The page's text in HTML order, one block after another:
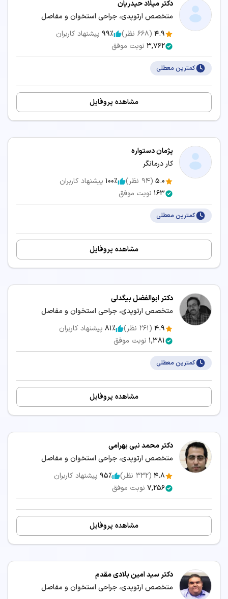
زمان انتظار و نزدیک‌ترین وقت آزاد برای رزرو نوبت
سرویس‌های مرتبط:
مشاوره آنلاین درد شانه و کتف
دکتر میلاد حیدریان
متخصص ارتوپدی، جراحی استخوان و مفاصل
4.9
(
668 نظر) 99٪ پیشنهاد کاربران
3,762 نوبت موفق
کمترین معطلی
مشاهده پروفایل
پژمان دستواره
کار درمانگر
5.0
(
94 نظر) 100٪ پیشنهاد کاربران
163 نوبت موفق
کمترین معطلی
مشاهده پروفایل
دکتر ابوالفضل بیگدلی
متخصص ارتوپدی، جراحی استخوان و مفاصل
4.9
(
261 نظر) 81٪ پیشنهاد کاربران
1,381 نوبت موفق
کمترین معطلی
مشاهده پروفایل
دکتر محمد نبی بهرامی
متخصص ارتوپدی، جراحی استخوان و مفاصل
4.8
(
332 نظر) 95٪ پیشنهاد کاربران
7,256 نوبت موفق
مشاهده پروفایل
دکتر سید امین بلادی مقدم
متخصص ارتوپدی، جراحی استخوان و مفاصل